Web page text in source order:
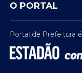
O PORTAL
Portal de Prefeitura